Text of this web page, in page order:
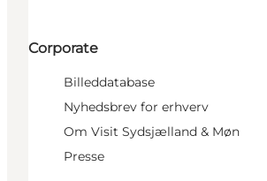
Corporate
Billeddatabase
Nyhedsbrev for erhverv
Om Visit Sydsjælland & Møn
Presse